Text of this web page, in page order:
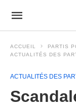
ACCUEIL
PARTIS
ACTUALITÉS DES
ACTUALITÉS DES